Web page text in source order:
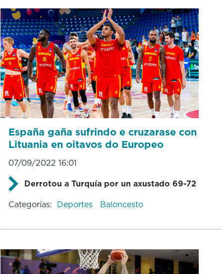
España gaña sufrindo e cruzarase con
Lituania en oitavos do Europeo
07/09/2022 16:01
Derrotou a Turquía por un axustado 69-72
Categorías: Deportes Baloncesto